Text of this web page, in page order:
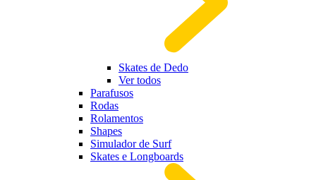
Skates de Dedo
Ver todos
Parafusos
Rodas
Rolamentos
Shapes
Simulador de Surf
Skates e Longboards